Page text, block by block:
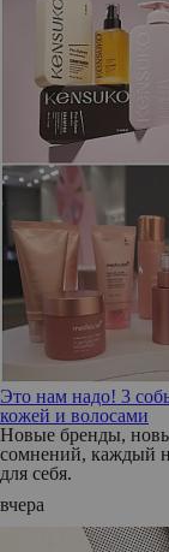
Это нам надо! 3
кожей и волосами
Новые бренды,
сомнений, каждый
для себя.
вчера